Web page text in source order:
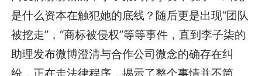
是什么资本在触犯她的底线？随后更是出现“团队
被挖走”，“商标被侵权”等等事件，直到李子柒的
助理发布微博澄清与合作公司微念的确存在纠
纷，正在走法律程序，揭示了整个事情并不简